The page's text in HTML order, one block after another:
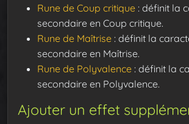
Rune de Coup critique : définit la
secondaire en Coup critique.
Rune de Maîtrise : définit la
secondaire en Maîtrise.
Rune de Polyvalence : définit la
secondaire en Polyvalence.
Ajouter un effet